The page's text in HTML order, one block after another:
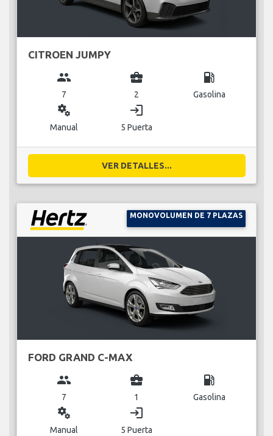
CITROEN JUMPY
group
7
business_center
2
local_gas_station
Gasolina
miscellaneous_services
Manual
login
5 Puerta
VER DETALLES...
MONOVOLUMEN DE 7 PLAZAS
FORD GRAND C-MAX
group
7
business_center
1
local_gas_station
Gasolina
miscellaneous_services
Manual
login
5 Puerta